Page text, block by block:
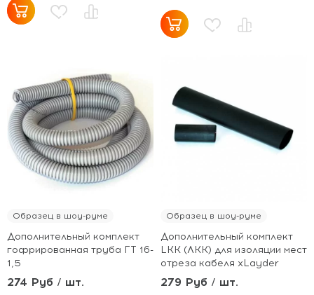
Образец в шоу-руме
Дополнительный комплект
гофрированная труба ГТ 16-
1,5
274 Руб / шт.
Образец в шоу-руме
Дополнительный комплект
LKK (ЛКК) для изоляции мест
отреза кабеля xLayder
279 Руб / шт.